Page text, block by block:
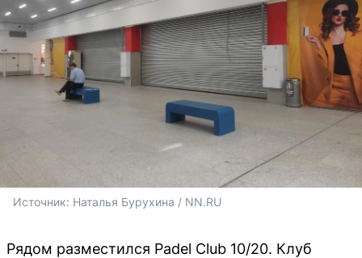
Источник: Наталья Бурухина / NN.RU
Рядом разместился Padel Club 10/20. Клуб